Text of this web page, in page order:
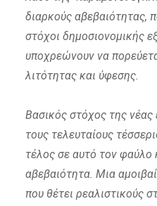
διαρκούς αβεβαιότητας,
στόχοι δημοσιονομικής
υποχρεώνουν να
λιτότητας και ύφεσης.
Βασικός στόχος της
τους τελευταίους
τέλος σε αυτό τον φαύλο
αβεβαιότητα. Μια
που θέτει ρεαλιστικούς